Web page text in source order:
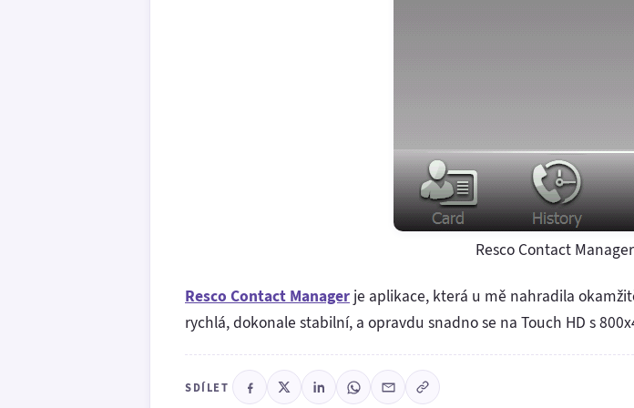
Resco Contact
Resco Contact Manager je aplikace, která u mě nahradila
rychlá, dokonale stabilní, a opravdu snadno se na Touch HD s
SDÍLET